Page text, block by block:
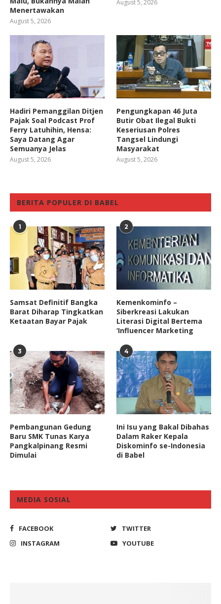
Menertawakan
August 5, 2026
August 5, 2026
Hadiri Pemanggilan Ditjen
Pajak Soal Podcast Prof
Ferry Latuhihin, Hensa:
Saya Datang Agar
Semuanya Jelas
August 5, 2026
Pengungkapan 46 Juta
Butir Obat Ilegal Bukti
Keseriusan Polres
Tangsel Lindungi
Masyarakat
August 5, 2026
BERITA POPULER DI BABEL
1
Samsat Definitif Bangka
Barat Diharap Tingkatkan
Ketaatan Bayar Pajak
2
Kemenkominfo –
Siberkreasi Lakukan
Literasi Digital Bertema
‘Influencer Marketing
3
Pembangunan Gedung
Baru SMK Tunas Karya
Pangkalpinang Resmi
Dimulai
4
Ini Isu yang Bakal Dibahas
Dalam Raker Kepala
Diskominfo se-Indonesia
di Babel
MEDIA SOSIAL
FACEBOOK
TWITTER
INSTAGRAM
YOUTUBE